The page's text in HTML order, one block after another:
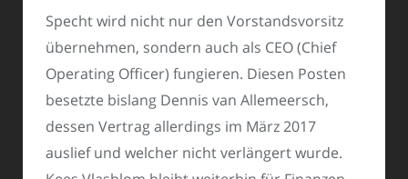
Specht wird nicht nur den Vorstandsvorsitz
übernehmen, sondern auch als CEO (Chief
Operating Officer) fungieren. Diesen Posten
besetzte bislang Dennis van Allemeersch,
dessen Vertrag allerdings im März 2017
auslief und welcher nicht verlängert wurde.